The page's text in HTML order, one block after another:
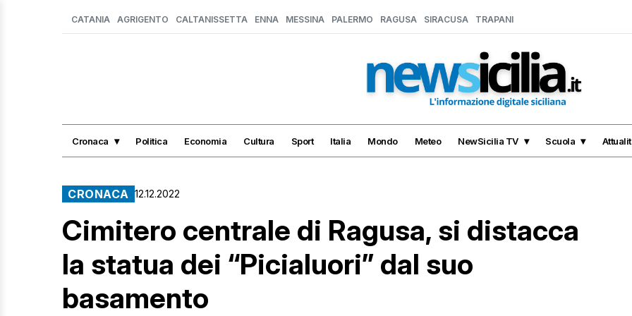
CATANIA AGRIGENTO CALTANISSETTA ENNA MESSINA PALERMO RAGUSA SIRACUSA TRAPANI
Cronaca Politica Economia Cultura Sport Italia Mondo Meteo NewSicilia TV Scuola
CRONACA 12.12.2022
Cimitero centrale di Ragusa, si distacca
la statua dei “Picialuori” dal suo
basamento